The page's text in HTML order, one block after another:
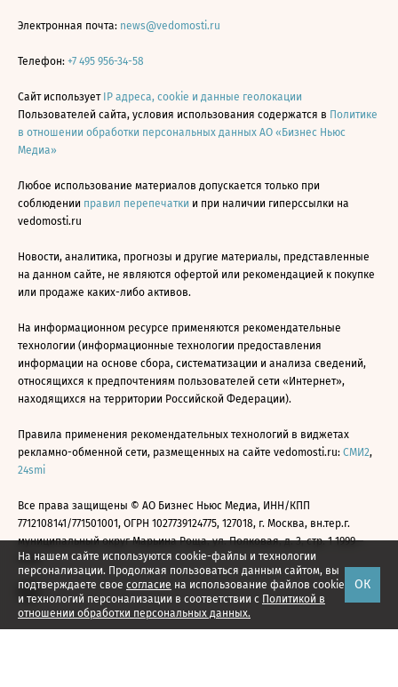
На нашем сайте используются cookie-файлы и технологии
персонализации. Продолжая пользоваться данным сайтом, вы
подтверждаете свое согласие на использование файлов cookie
и технологий персонализации в соответствии с Политикой в
отношении обработки персональных данных.
ОК
Электронная почта: news@vedomosti.ru
Телефон: +7 495 956-34-58
Сайт использует IP адреса, cookie и данные геолокации
Пользователей сайта, условия использования содержатся в Политике
в отношении обработки персональных данных АО «Бизнес Ньюс
Медиа»
Любое использование материалов допускается только при
соблюдении правил перепечатки и при наличии гиперссылки на
vedomosti.ru
Новости, аналитика, прогнозы и другие материалы, представленные
на данном сайте, не являются офертой или рекомендацией к покупке
или продаже каких-либо активов.
На информационном ресурсе применяются рекомендательные
технологии (информационные технологии предоставления
информации на основе сбора, систематизации и анализа сведений,
относящихся к предпочтениям пользователей сети «Интернет»,
находящихся на территории Российской Федерации).
Правила применения рекомендательных технологий в виджетах
рекламно-обменной сети, размещенных на сайте vedomosti.ru: СМИ2,
24smi
Все права защищены © АО Бизнес Ньюс Медиа, ИНН/КПП
7712108141/771501001, ОГРН 1027739124775, 127018, г. Москва, вн.тер.г.
муниципальный округ Марьина Роща, ул. Полковая, д. 3, стр. 1 1999—
2026